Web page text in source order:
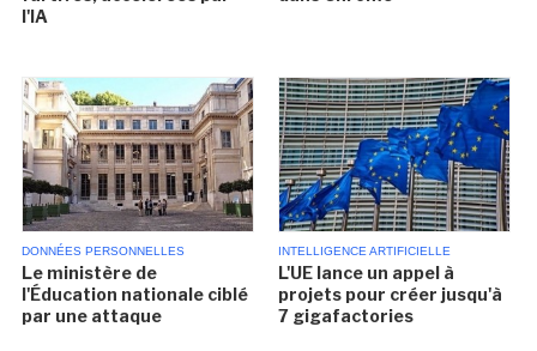
l'IA
DONNÉES PERSONNELLES
Le ministère de
l'Éducation nationale ciblé
par une attaque
INTELLIGENCE ARTIFICIELLE
L'UE lance un appel à
projets pour créer jusqu'à
7 gigafactories